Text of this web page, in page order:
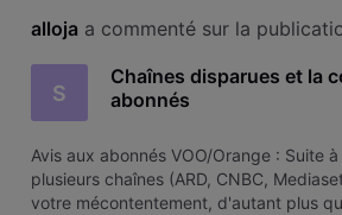
alloja a commenté sur la
S
Chaînes disparues et la
abonnés
Avis aux abonnés VOO/Orange : Suite
plusieurs chaînes (ARD, CNBC,
votre mécontentement, d'autant plus